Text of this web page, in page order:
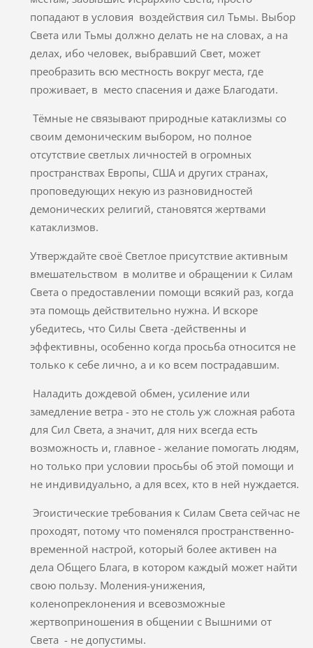
попадают в условия воздействия сил Тьмы. Выбор
Света или Тьмы должно делать не на словах, а на
делах, ибо человек, выбравший Свет, может
преобразить всю местность вокруг места, где
проживает, в место спасения и даже Благодати.
Тёмные не связывают природные катаклизмы со
своим демоническим выбором, но полное
отсутствие светлых личностей в огромных
пространствах Европы, США и других странах,
проповедующих некую из разновидностей
демонических религий, становятся жертвами
катаклизмов.
Утверждайте своё Светлое присутствие активным
вмешательством в молитве и обращении к Силам
Света о предоставлении помощи всякий раз, когда
эта помощь действительно нужна. И вскоре
убедитесь, что Силы Света -действенны и
эффективны, особенно когда просьба относится не
только к себе лично, а и ко всем пострадавшим.
Наладить дождевой обмен, усиление или
замедление ветра - это не столь уж сложная работа
для Сил Света, а значит, для них всегда есть
возможность и, главное - желание помогать людям,
но только при условии просьбы об этой помощи и
не индивидуально, а для всех, кто в ней нуждается.
Эгоистические требования к Силам Света сейчас не
проходят, потому что поменялся пространственно-
временной настрой, который более активен на
дела Общего Блага, в котором каждый может найти
свою пользу. Моления-унижения,
коленопреклонения и всевозможные
жертвоприношения в общении с Вышними от
Света - не допустимы.